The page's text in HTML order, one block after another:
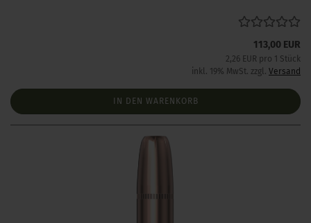
113,00 EUR
2,26 EUR pro 1 Stück
inkl. 19% MwSt. zzgl. Versand
IN DEN WARENKORB